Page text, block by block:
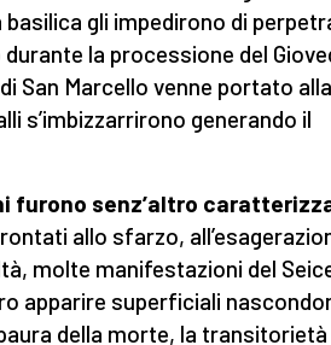
basilica gli impedirono di
la processione del
San Marcello venne portato alla
s’imbizzarrirono generando il
furono senz’altro
allo sfarzo,
molte manifestazioni del
apparire superficiali
della morte, la transitorietà